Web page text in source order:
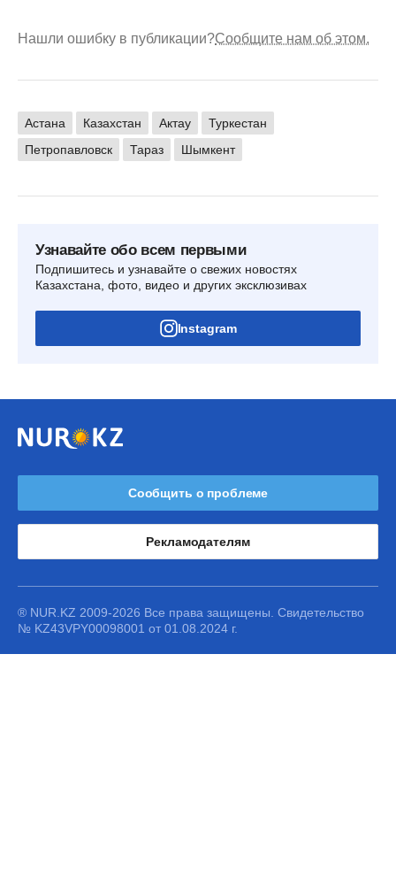
Нашли ошибку в публикации?Сообщите нам об этом.
Астана Казахстан Актау
Туркестан
Петропавловск
Тараз Шымкент
Узнавайте обо всем первыми
Подпишитесь и узнавайте о свежих новостях
Казахстана, фото, видео и других эксклюзивах
Instagram
Сообщить о проблеме
Рекламодателям
® NUR.KZ 2009-2026 Все права защищены. Свидетельство
№ KZ43VPY00098001 от 01.08.2024 г.